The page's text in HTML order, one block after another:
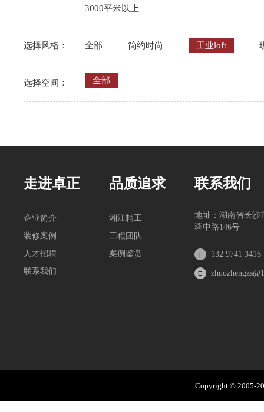
3000平米以上
选择风格： 全部 简约时尚 工业loft
选择空间： 全部
走进卓正
企业简介
装修案例
人才招聘
联系我们
品质追求
湘江精工
工程团队
案例鉴赏
联系我们
地址：湖南省长沙
蓉中路146号
132 9741 3416
Copyright © 2005-